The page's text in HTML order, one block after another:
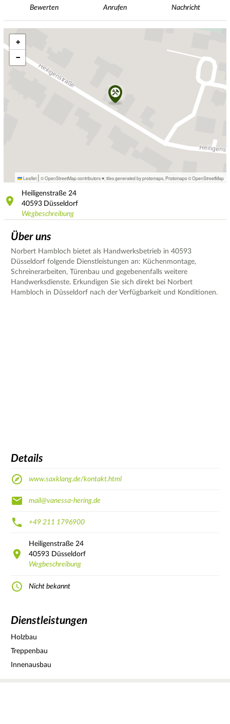
Bewerten Anrufen Nachricht
+
−
Leaflet | © OpenStreetMap contributors ♥, tiles generated by protomaps Protomaps©OpenStreetMap
Heiligenstraße 24
40593 Düsseldorf
Wegbeschreibung
Über uns
Norbert Hambloch bietet als Handwerksbetrieb in 40593
Düsseldorf folgende Dienstleistungen an: Küchenmontage,
Schreinerarbeiten, Türenbau und gegebenenfalls weitere
Handwerksdienste. Erkundigen Sie sich direkt bei Norbert
Hambloch in Düsseldorf nach der Verfügbarkeit und Konditionen.
Details
www.saxklang.de/kontakt.html
mail@vanessa-hering.de
+49 211 1796900
Heiligenstraße 24
40593 Düsseldorf
Wegbeschreibung
Nicht bekannt
Dienstleistungen
Holzbau
Treppenbau
Innenausbau